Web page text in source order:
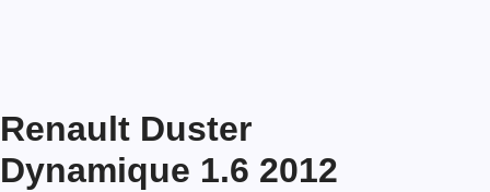
Renault Duster
Dynamique 1.6 2012